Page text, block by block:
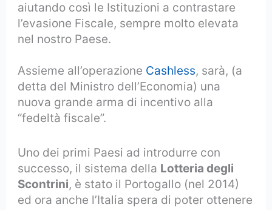
aiutando così le Istituzioni a contrastare
l’evasione Fiscale, sempre molto elevata
nel nostro Paese.
Assieme all’operazione Cashless, sarà, (a
detta del Ministro dell’Economia) una
nuova grande arma di incentivo alla
“fedeltà fiscale”.
Uno dei primi Paesi ad introdurre con
successo, il sistema della Lotteria degli
Scontrini, è stato il Portogallo (nel 2014)
ed ora anche l’Italia spera di poter ottenere